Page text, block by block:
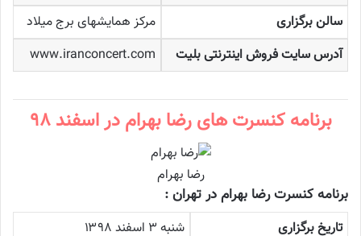
سالن برگزاری
مرکز همایشهای برج میلاد
آدرس سایت فروش اینترنتی بلیت
www.iranconcert.com
برنامه کنسرت های رضا بهرام در اسفند ۹۸
رضا بهرام
برنامه کنسرت رضا بهرام در تهران :
تاریخ برگزاری شنبه ۳ اسفند ۱۳۹۸